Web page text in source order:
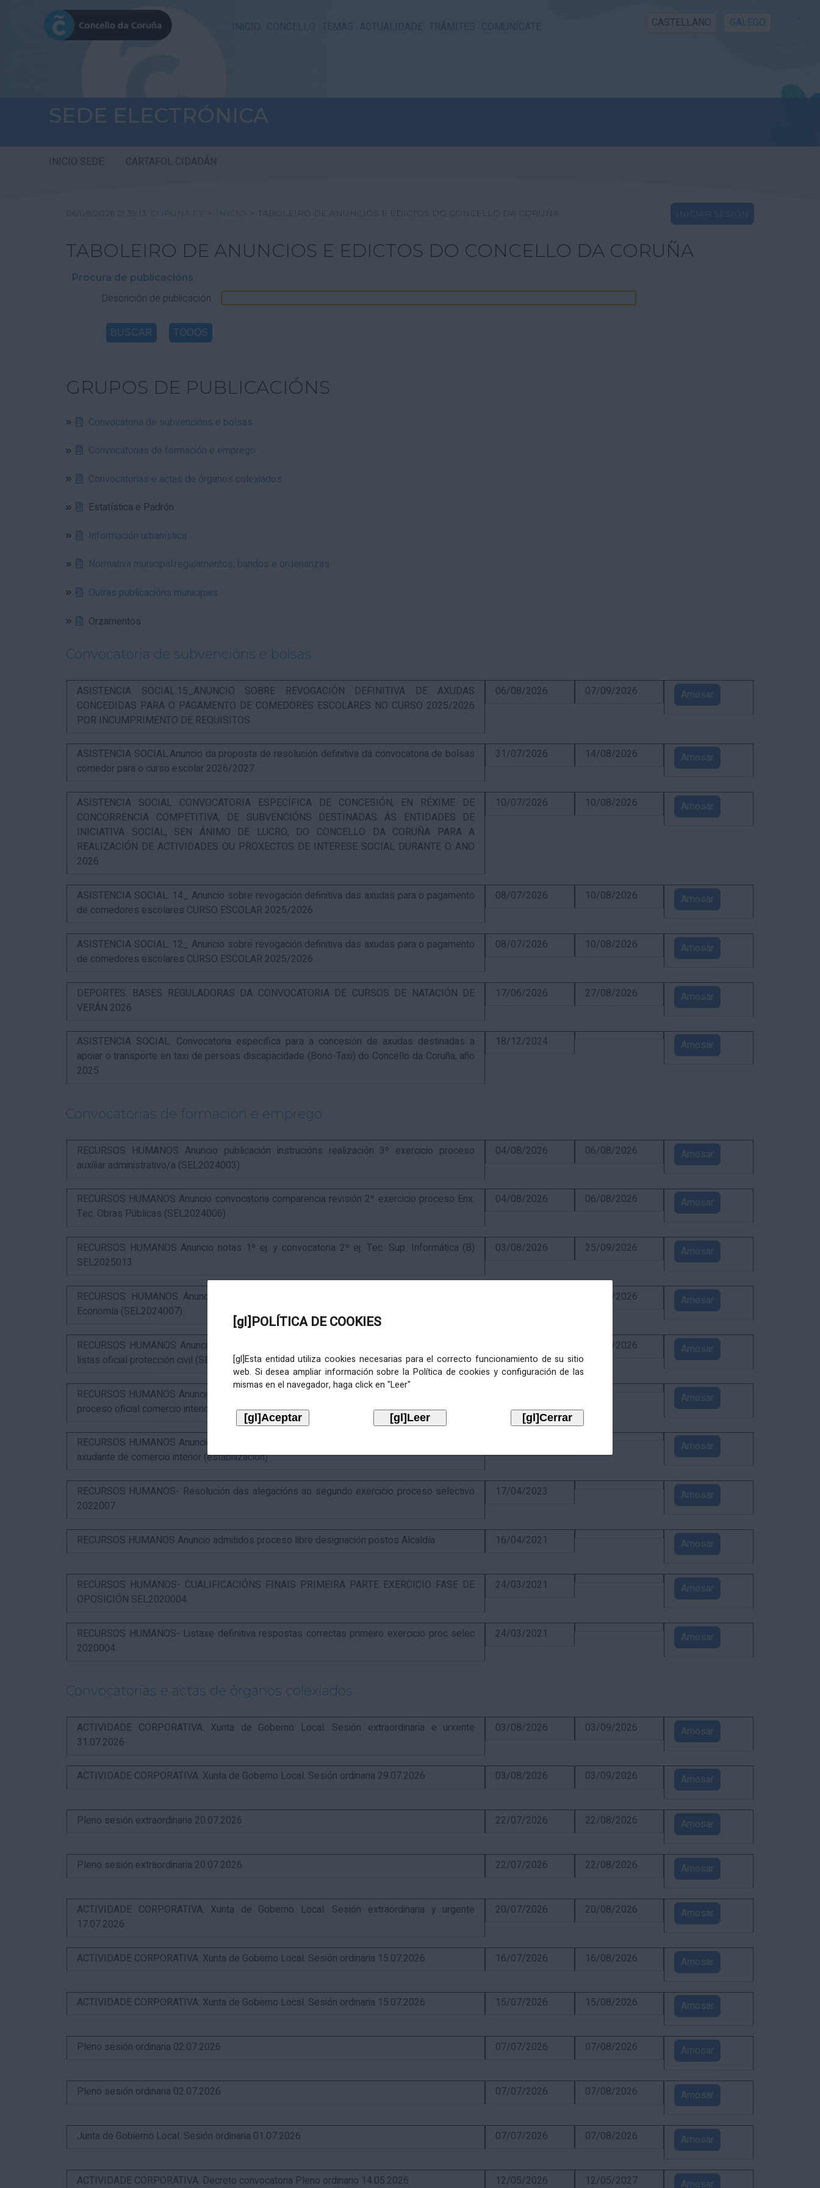
INICIO CONCELLO TEMAS ACTUALIDADE TRÁMITES COMUNÍCATE CASTELLANO GALEGO
SEDE ELECTRÓNICA
INICIO SEDE CARTAFOL CIDADÁN
[gl]POLÍTICA DE COOKIES
[gl]Esta entidad utiliza cookies necesarias para el correcto funcionamiento de su sitio
web. Si desea ampliar información sobre la Política de cookies y configuración de las
mismas en el navegador, haga click en "Leer"
06/08/2026 21:39:14 CORUNA.ES > INICIO > TABOLEIRO DE ANUNCIOS E EDICTOS DO CONCELLO DA CORUÑA INICIAR SESIÓN
TABOLEIRO DE ANUNCIOS E EDICTOS DO CONCELLO DA CORUÑA
Procura de publicacións
Descrición de publicación
GRUPOS DE PUBLICACIÓNS
Convocatoria de subvencións e bolsas
Convocatorias de formación e emprego
Convocatorias e actas de órganos colexiados
Estatística e Padrón
Información urbanística
Normativa municipal:regulamentos, bandos e ordenanzas
Outras publicacións municipais
Orzamentos
Convocatoria de subvencións e bolsas
ASISTENCIA SOCIAL.15_ANUNCIO SOBRE REVOGACIÓN DEFINITIVA DE AXUDAS
CONCEDIDAS PARA O PAGAMENTO DE COMEDORES ESCOLARES NO CURSO 2025/2026
POR INCUMPRIMENTO DE REQUISITOS
06/08/2026 07/09/2026 Amosar
ASISTENCIA SOCIAL.Anuncio da proposta de resolución definitiva dá convocatoria de bolsas
comedor para o curso escolar 2026/2027.
31/07/2026 14/08/2026 Amosar
ASISTENCIA SOCIAL CONVOCATORIA ESPECÍFICA DE CONCESIÓN, EN RÉXIME DE
CONCORRENCIA COMPETITIVA, DE SUBVENCIÓNS DESTINADAS ÁS ENTIDADES DE
INICIATIVA SOCIAL, SEN ÁNIMO DE LUCRO, DO CONCELLO DA CORUÑA PARA A
REALIZACIÓN DE ACTIVIDADES OU PROXECTOS DE INTERESE SOCIAL DURANTE O ANO
2026
10/07/2026 10/08/2026 Amosar
ASISTENCIA SOCIAL. 14_ Anuncio sobre revogación definitiva das axudas para o pagamento
de comedores escolares CURSO ESCOLAR 2025/2026
08/07/2026 10/08/2026 Amosar
ASISTENCIA SOCIAL. 12_ Anuncio sobre revogación definitiva das axudas para o pagamento
de comedores escolares CURSO ESCOLAR 2025/2026
08/07/2026 10/08/2026 Amosar
DEPORTES. BASES REGULADORAS DA CONVOCATORIA DE CURSOS DE NATACIÓN DE
VERÁN 2026
17/06/2026 27/08/2026 Amosar
ASISTENCIA SOCIAL. Convocatoria específica para a concesión de axudas destinadas a
apoiar o transporte en taxi de persoas discapacidade (Bono-Taxi) do Concello da Coruña, año
2025
18/12/2024 Amosar
Convocatorias de formación e emprego
RECURSOS HUMANOS Anuncio publicación instrucións realización 3º exercicio proceso
auxiliar administrativo/a (SEL2024003)
04/08/2026 06/08/2026 Amosar
RECURSOS HUMANOS Anuncio convocatoria comparencia revisión 2º exercicio proceso Enx.
Tec. Obras Públicas (SEL2024006)
04/08/2026 06/08/2026 Amosar
RECURSOS HUMANOS Anuncio notas 1º ej. y convocatoria 2º ej. Tec. Sup. Informática (B)
SEL2025013
03/08/2026 25/09/2026 Amosar
RECURSOS HUMANOS Anuncio resultados 3º exercicio e finalización proceso Tec. Sup.
Economía (SEL2024007)
31/08/2026 Amosar
RECURSOS HUMANOS Anuncio resultados 1º exercicio e anuncio final proceso elaboración
listas oficial protección civil (SEL2026016)
24/08/2026 Amosar
RECURSOS HUMANOS Anuncio resultados 2º exercicio e puntuación provisional de concurso
proceso oficial comercio interior (SEL2023015
Amosar
RECURSOS HUMANOS Anuncio puntuación definitiva concurso e anuncio final do proceso de
axudante de comercio interior (estabilización)
Amosar
RECURSOS HUMANOS- Resolución das alegacións ao segundo exercicio proceso selectivo
2022007
17/04/2023 Amosar
RECURSOS HUMANOS Anuncio admitidos proceso libre designación postos Alcaldía 16/04/2021 Amosar
RECURSOS HUMANOS- CUALIFICACIÓNS FINAIS PRIMEIRA PARTE EXERCICIO FASE DE
OPOSICIÓN SEL2020004
24/03/2021 Amosar
RECURSOS HUMANOS- Listaxe definitiva respostas correctas primeiro exercicio proc selec
2020004
24/03/2021 Amosar
Convocatorias e actas de órganos colexiados
ACTIVIDADE CORPORATIVA. Xunta de Goberno Local. Sesión extraordinaria e urxente
31.07.2026
03/08/2026 03/09/2026 Amosar
ACTIVIDADE CORPORATIVA. Xunta de Goberno Local. Sesión ordinaria 29.07.2026 03/08/2026 03/09/2026 Amosar
Pleno sesión extraordinaria 20.07.2026 22/07/2026 22/08/2026 Amosar
Pleno sesión extraordinaria 20.07.2026 22/07/2026 22/08/2026 Amosar
ACTIVIDADE CORPORATIVA. Xunta de Goberno Local. Sesión extraordinaria y urgente
17.07.2026
20/07/2026 20/08/2026 Amosar
ACTIVIDADE CORPORATIVA. Xunta de Goberno Local. Sesión ordinaria 15.07.2026 16/07/2026 16/08/2026 Amosar
ACTIVIDADE CORPORATIVA. Xunta de Goberno Local. Sesión ordinaria 15.07.2026 15/07/2026 15/08/2026 Amosar
Pleno sesión ordinaria 02.07.2026 07/07/2026 07/08/2026 Amosar
Pleno sesión ordinaria 02.07.2026 07/07/2026 07/08/2026 Amosar
Junta de Gobierno Local. Sesión ordinaria 01.07.2026 07/07/2026 07/08/2026 Amosar
ACTIVIDADE CORPORATIVA. Decreto convocatoria Pleno ordinario 14.05.2026 12/05/2026 12/05/2027 Amosar